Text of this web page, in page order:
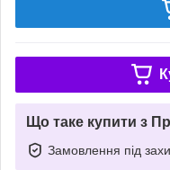
Що таке купити з
Замовлення під